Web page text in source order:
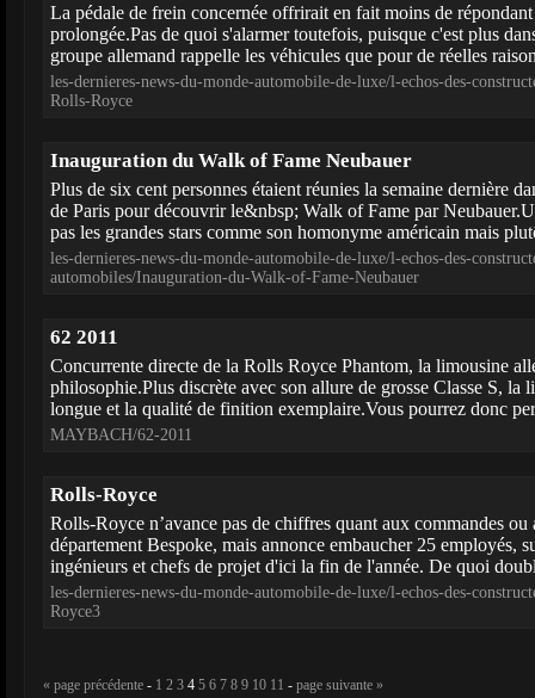
La pédale de frein concernée offrirait en fait moins de
prolongée.Pas de quoi s'alarmer toutefois, puisque c'est plus
groupe allemand rappelle les véhicules que pour de réelles
les-dernieres-news-du-monde-automobile-de-luxe/l-echos-des-
Rolls-Royce
Inauguration du Walk of Fame Neubauer
Plus de six cent personnes étaient réunies la semaine dernière
de Paris pour découvrir le&nbsp; Walk of Fame par
pas les grandes stars comme son homonyme américain mais
les-dernieres-news-du-monde-automobile-de-luxe/l-echos-des-
automobiles/Inauguration-du-Walk-of-Fame-Neubauer
62 2011
Concurrente directe de la Rolls Royce Phantom, la limousine
philosophie.Plus discrète avec son allure de grosse Classe S, la
longue et la qualité de finition exemplaire.Vous pourrez donc
MAYBACH/62-2011
Rolls-Royce
Rolls-Royce n’avance pas de chiffres quant aux commandes
département Bespoke, mais annonce embaucher 25 employés,
ingénieurs et chefs de projet d'ici la fin de l'année. De quoi
les-dernieres-news-du-monde-automobile-de-luxe/l-echos-des-
Royce3
« page précédente - 1 2 3 4 5 6 7 8 9 10 11 - page suivante »